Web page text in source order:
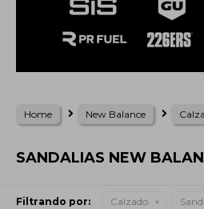
Home New Balance
SANDALIAS NEW
Filtrando por: Calzado